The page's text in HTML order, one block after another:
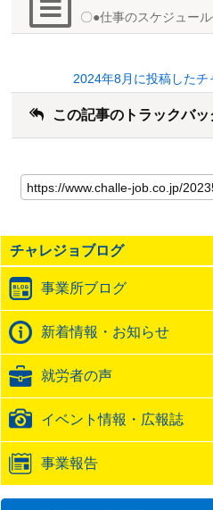
〇●仕事のスケジュー
2024年8月に投稿した
この記事のトラックバ
の
記
の
ト
ッ
ク
バ
ッ
URL
チャレジョブログ
事業所ブログ
新着情報・お知らせ
就労者の声
イベント情報・広報誌
事業報告